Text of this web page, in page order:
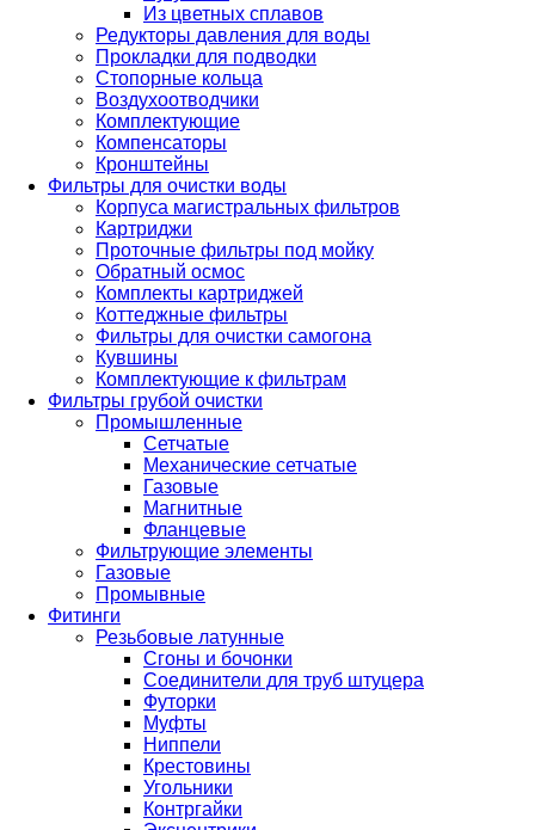
Из цветных сплавов
Редукторы давления для воды
Прокладки для подводки
Стопорные кольца
Воздухоотводчики
Комплектующие
Компенсаторы
Кронштейны
Фильтры для очистки воды
Корпуса магистральных фильтров
Картриджи
Проточные фильтры под мойку
Обратный осмос
Комплекты картриджей
Коттеджные фильтры
Фильтры для очистки самогона
Кувшины
Комплектующие к фильтрам
Фильтры грубой очистки
Промышленные
Сетчатые
Механические сетчатые
Газовые
Магнитные
Фланцевые
Фильтрующие элементы
Газовые
Промывные
Фитинги
Резьбовые латунные
Сгоны и бочонки
Соединители для труб штуцера
Футорки
Муфты
Ниппели
Крестовины
Угольники
Контргайки